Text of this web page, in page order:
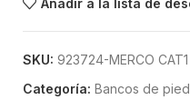
SKU: 923724-MERCO CAT1
Categoría: Bancos de